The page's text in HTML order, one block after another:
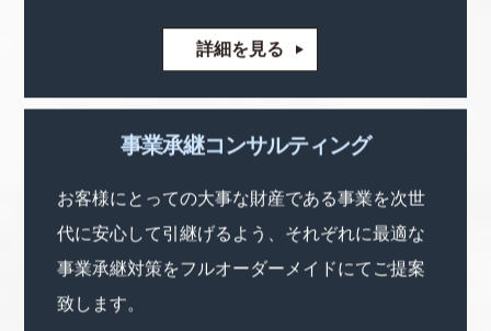
詳細を見る
事業承継コンサルティング
お客様にとっての大事な財産である事業を次世
代に安心して引継げるよう、それぞれに最適な
事業承継対策をフルオーダーメイドにてご提案
致します。